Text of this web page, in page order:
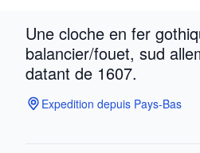
Une cloche en fer
balancier/fouet, sud
datant de 1607.
Expedition depuis Pays-Bas